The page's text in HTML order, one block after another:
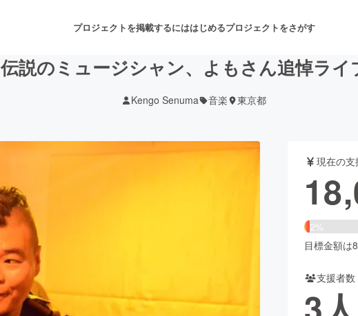
プロジェクトを掲載するにははじめるプロジェクトをさがす
舞台・パフォーマンス
ビューティー・ヘルスケア
伝説のミュージシャン、よもさん追悼ライ
Kengo Senuma 音楽 東京都
現在の
2%
目標金額は
支援者数